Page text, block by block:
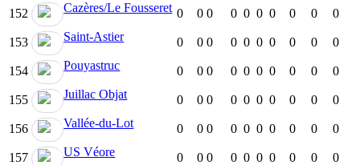
152 Cazères/Le Fousseret 0 0 0 0 0 0 0 0 0 0
153 Saint-Astier 0 0 0 0 0 0 0 0 0 0
154 Pouyastruc 0 0 0 0 0 0 0 0 0 0
155 Juillac Objat 0 0 0 0 0 0 0 0 0 0
156 Vallée-du-Lot 0 0 0 0 0 0 0 0 0 0
157 US Véore 0 0 0 0 0 0 0 0 0 0